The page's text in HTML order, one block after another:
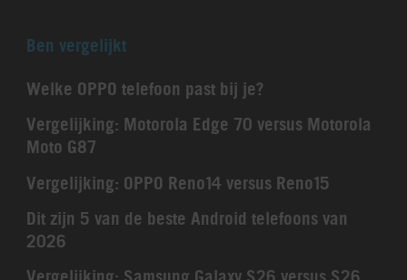
Ben vergelijkt
Welke OPPO telefoon past bij je?
Vergelijking: Motorola Edge 70 versus Motorola
Moto G87
Vergelijking: OPPO Reno14 versus Reno15
Dit zijn 5 van de beste Android telefoons van
2026